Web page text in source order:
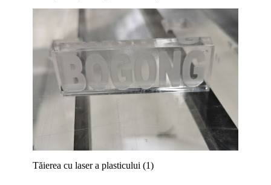
Tăierea cu laser a plasticului (1)